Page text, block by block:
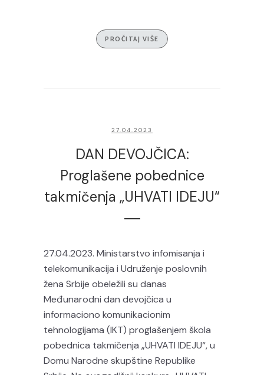
PROČITAJ VIŠE
27.04.2023
DAN DEVOJČICA:
Proglašene pobednice
takmičenja „UHVATI IDEJU“
27.04.2023. Ministarstvo infomisanja i
telekomunikacija i Udruženje poslovnih
žena Srbije obeležili su danas
Međunarodni dan devojčica u
informaciono komunikacionim
tehnologijama (IKT) proglašenjem škola
pobednica takmičenja „UHVATI IDEJU“, u
Domu Narodne skupštine Republike